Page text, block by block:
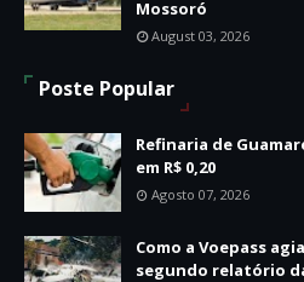
Mossoró
August 03, 2026
Poste Popular
Refinaria de
em R$ 0,20
Agosto 07, 2026
Como a Voepass
segundo relatório